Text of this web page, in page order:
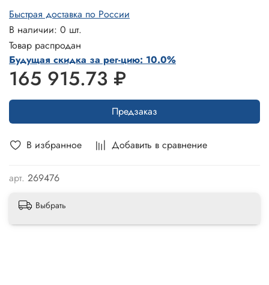
В избранное Добавить в сравнение
арт. 269476
Быстрая доставка по России
В наличии: 0 шт.
Товар распродан
Будущая скидка за рег-цию: 10.0%
165 915.73 ₽
Предзаказ
Выбрать